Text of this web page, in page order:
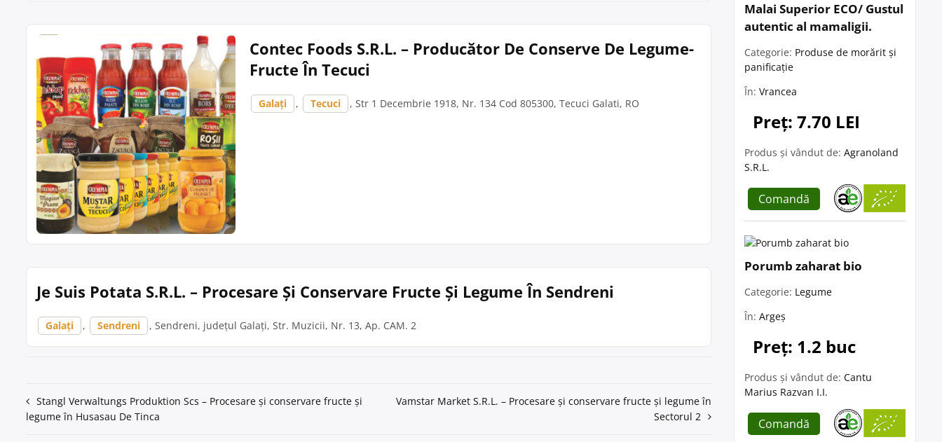
Contec Foods S.R.L. – Producător De Conserve De Legume-
Fructe În Tecuci
Galați , Tecuci , Str 1 Decembrie 1918, Nr. 134 Cod 805300, Tecuci Galati, RO
Je Suis Potata S.R.L. – Procesare Și Conservare Fructe Și Legume În Sendreni
Galați , Sendreni , Sendreni, județul Galați, Str. Muzicii, Nr. 13, Ap. CAM. 2
Navigare
în
Stangl Verwaltungs Produktion Scs – Procesare și conservare fructe și
legume în Husasau De Tinca
Vamstar Market S.R.L. – Procesare și conservare fructe și legume în
Sectorul 2
Malai Superior ECO/ Gustul
autentic al mamaligii.
Categorie: Produse de morărit și
panificație
În: Vrancea
Preț: 7.70 LEI
Produs și vândut de: Agranoland
S.R.L.
Comandă
Porumb zaharat bio
Categorie: Legume
În: Argeș
Preț: 1.2 buc
Produs și vândut de: Cantu
Marius Razvan I.I.
Comandă